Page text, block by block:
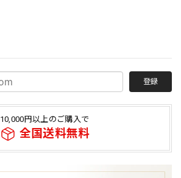
登録
10,000円以上のご購入で
全国送料無料